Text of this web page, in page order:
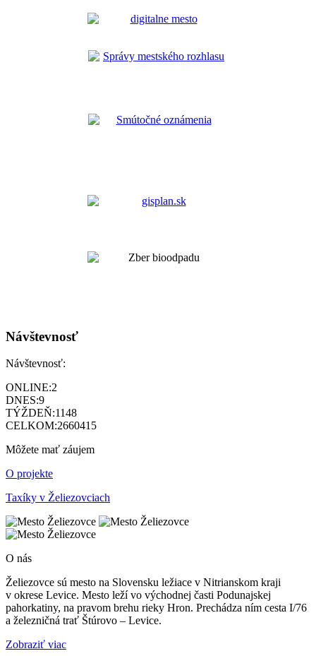
Návštevnosť
Návštevnosť:
ONLINE:2
DNES:9
TÝŽDEŇ:1148
CELKOM:2660415
Môžete mať záujem
O projekte
Taxíky v Želiezovciach
O nás
Želiezovce sú mesto na Slovensku ležiace v Nitrianskom kraji
v okrese Levice. Mesto leží vo východnej časti Podunajskej
pahorkatiny, na pravom brehu rieky Hron. Prechádza ním cesta I/76
a železničná trať Štúrovo – Levice.
Zobraziť viac